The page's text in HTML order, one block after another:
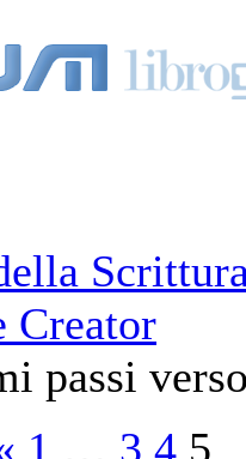
Creator
passi
1 … 3 4 5